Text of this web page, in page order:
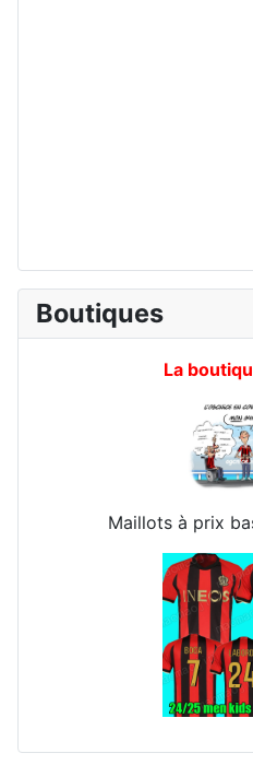
Boutiques
La
Maillots à prix